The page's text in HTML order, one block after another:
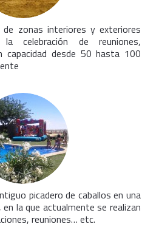
de zonas interiores y exteriores
la celebración de reuniones,
capacidad desde 50 hasta 100
picadero de caballos en una
la que actualmente se realizan
reuniones… etc.